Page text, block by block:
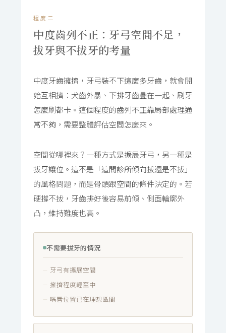
程度二
中度齒列不正：牙弓空間不足，
拔牙與不拔牙的考量
中度牙齒擁擠，牙弓裝不下這麼多牙齒，就會開
始互相擠：犬齒外暴、下排牙齒疊在一起、刷牙
怎麼刷都卡。這個程度的齒列不正靠局部處理通
常不夠，需要整體評估空間怎麼來。
空間從哪裡來？一種方式是擴展牙弓，另一種是
拔牙讓位。這不是「這間診所傾向拔還是不拔」
的風格問題，而是骨頭跟空間的條件決定的。若
硬撐不拔，牙齒排好後容易前傾、側面輪廓外
凸，維持難度也高。
不需要拔牙的情況
牙弓有擴展空間
擁擠程度輕至中
嘴唇位置已在理想區間